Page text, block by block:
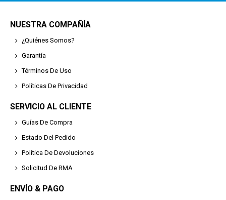
NUESTRA COMPAÑÍA
¿Quiénes Somos?
Garantía
Términos De Uso
Políticas De Privacidad
SERVICIO AL CLIENTE
Guías De Compra
Estado Del Pedido
Política De Devoluciones
Solicitud De RMA
ENVÍO & PAGO